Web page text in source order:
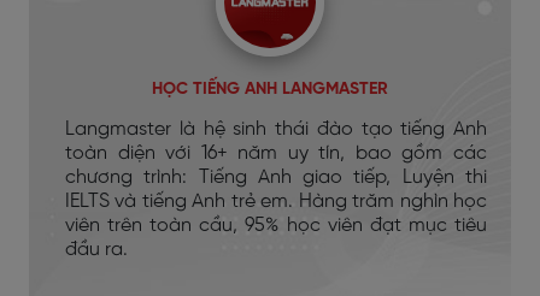
HỌC TIẾNG ANH LANGMASTER
Langmaster là hệ sinh thái đào tạo tiếng Anh
toàn diện với 16+ năm uy tín, bao gồm các
chương trình: Tiếng Anh giao tiếp, Luyện thi
IELTS và tiếng Anh trẻ em. Hàng trăm nghìn học
viên trên toàn cầu, 95% học viên đạt mục tiêu
đầu ra.